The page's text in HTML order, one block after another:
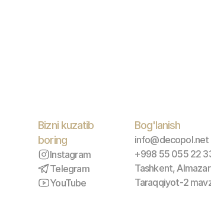
Bizni kuzatib
boring
Instagram
Telegram
YouTube
Bog'lanish
info@decopol.net
+998 55 055 22
Tashkent,
Taraqqiyot-2